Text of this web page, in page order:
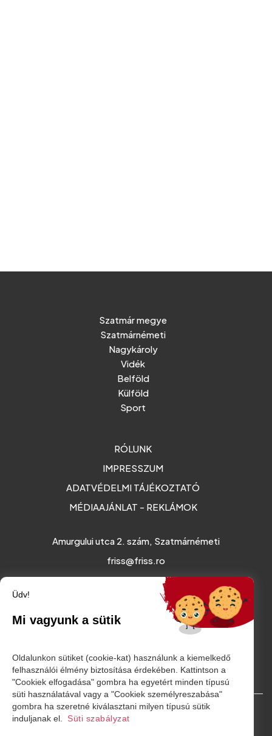
Szatmár megye
Szatmárnémeti
Nagykároly
Vidék
Belföld
Külföld
Sport
RÓLUNK
IMPRESSZUM
ADATVÉDELMI TÁJÉKOZTATÓ
MÉDIAAJÁNLAT - REKLÁMOK
Amurgului utca 2. szám, Szatmárnémeti
friss@friss.ro
© Minden jog fenntartva. 2026
Üdv!
Mi vagyunk a sütik
Oldalunkon sütiket (cookie-kat) használunk a kiemelkedő
felhasználói élmény biztosítása érdekében. Kattintson a
"Cookiek elfogadása" gombra ha egyetért minden típusú
süti használatával vagy a "Cookiek személyreszabása"
gombra ha szeretné kiválasztani milyen típusú sütik
induljanak el.
Süti szabályzat